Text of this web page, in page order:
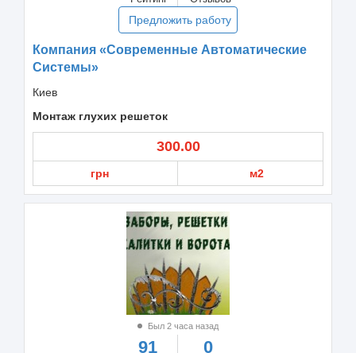
Предложить работу
Компания «Современные Автоматические
Системы»
Киев
Монтаж глухих решеток
300.00
грн м2
Был 2 часа назад
91 0